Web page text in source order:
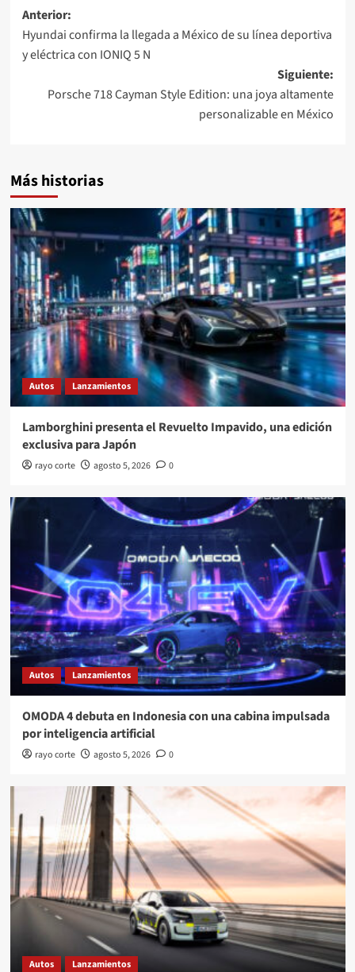
Navegación
de
entradas
Anterior:
Hyundai confirma la llegada a México de su línea deportiva
y eléctrica con IONIQ 5 N
Siguiente:
Porsche 718 Cayman Style Edition: una joya altamente
personalizable en México
Más historias
Autos Lanzamientos
Lamborghini presenta el Revuelto Impavido, una edición
exclusiva para Japón
rayo corte agosto 5, 2026 0
Autos Lanzamientos
OMODA 4 debuta en Indonesia con una cabina impulsada
por inteligencia artificial
rayo corte agosto 5, 2026 0
Autos Lanzamientos